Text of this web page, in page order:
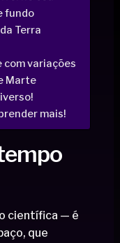
fundo
Terra
com variações
Marte
mais!
científica — é
que